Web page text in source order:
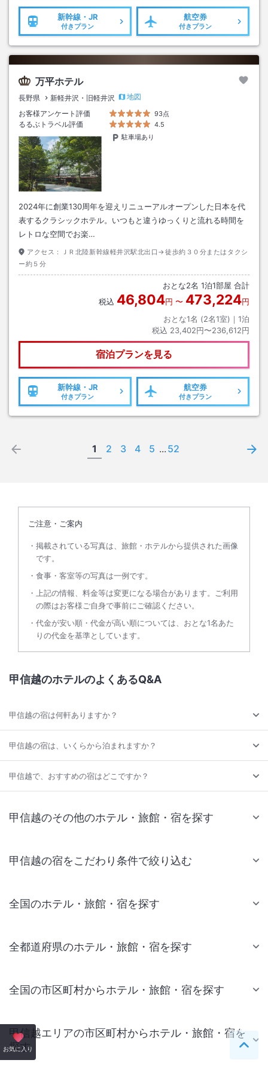
新幹線・JR
付きプラン
航空券
付きプラン
万平ホテル
長野県 新軽井沢・旧軽井沢
地図
お客様アンケート評価
93点
るるぶトラベル評価
4.5
駐車場あり
2024年に創業130周年を迎えリニューアルオープンした日本を代
表するクラシックホテル。いつもと違うゆっくりと流れる時間を
レトロな空間でお楽…
アクセス：
ＪＲ北陸新幹線軽井沢駅北出口→徒歩約３０分またはタクシ
ー約５分
おとな2名 1泊1部屋 合計
税込 46,804円 〜 473,224円
おとな1名 (2名1室)｜ 1泊
税込 23,402円〜236,612円
宿泊プランを見る
新幹線・JR
付きプラン
航空券
付きプラン
1 2 3 4 5 ... 52
ご注意・ご案内
掲載されている写真は、旅館・ホテルから提供された画像
です。
食事・客室等の写真は一例です。
上記の情報、料金等は変更になる場合があります。ご利用
の際はお客様ご自身で事前にご確認ください。
代金が安い順・代金が高い順については、おとな1名あた
りの代金を基準としています。
お気に入り ペー
甲信越のホテルのよくあるQ&A
甲信越の宿は何軒ありますか？
甲信越の宿は、いくらから泊まれますか？
甲信越で、おすすめの宿はどこですか？
甲信越のその他のホテル・旅館・宿を探す
甲信越の宿をこだわり条件で絞り込む
全国のホテル・旅館・宿を探す
全都道府県のホテル・旅館・宿を探す
全国の市区町村からホテル・旅館・宿を探す
甲信越エリアの市区町村からホテル・旅館・宿を
探す